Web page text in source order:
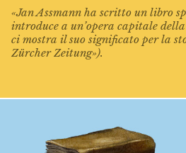
«Jan Assmann ha scritto un libro
introduce a un’opera capitale
ci mostra il suo significato per la
Zürcher Zeitung»).